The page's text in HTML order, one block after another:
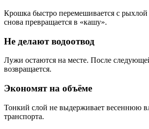
Крошка быстро перемешивается с
снова превращается в «кашу».
Не делают водоотвод
Лужи остаются на месте. После
возвращается.
Экономят на объёме
Тонкий слой не выдерживает весеннюю
транспорта.